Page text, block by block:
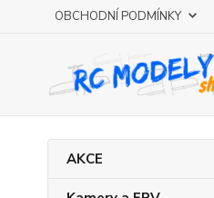
OBCHODNÍ PODMÍNKY
AKCE